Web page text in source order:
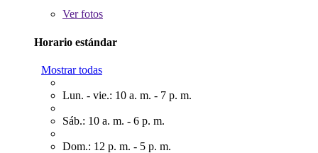
Verfotos
Horario estándar
Mostrar todas
Lun. - vie.: 10 a. m. - 7 p. m.
Sáb.: 10 a. m. - 6 p. m.
Dom.: 12 p. m. - 5 p. m.